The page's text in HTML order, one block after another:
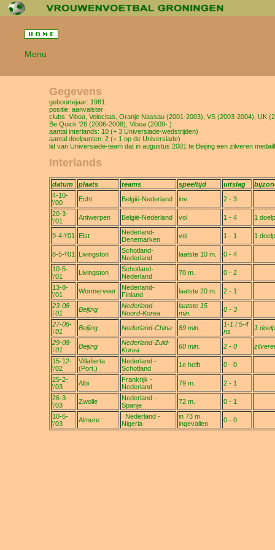
Menu
Gegevens
geboortejaar: 1981
positie: aanvalster
clubs: Viboa, Velocitas, Oranje Nassau (2001-2003), VS (2003-2004), UK
Be Quick '28 (2006-2008), Viboa (2009- )
aantal interlands: 10 (+ 3 Universiade-wedstrijden)
aantal doelpunten: 2 (+ 1 op de Universiade)
lid van Universiade-team dat in augustus 2001 te Beijing een zilveren
Interlands
datum plaats teams speeltijd uitslag
4-10-
\'00
Echt België-Nederland inv.
2 - 3
20-3-
\'01
Antwerpen België-Nederland vol 1 - 4 1
9-4-\'01 Elst
Nederland-
Denemarken
vol 1 - 1 1
8-5-\'01 Livingston
Schotland-
Nederland
laatste 10 m.
0 - 4
10-5-
\'01
Livingston
Schotland-
Nederland
70 m.
0 - 2
13-8-
\'01
Wormerveer
Nederland-
Finland
laatste 20 m.
2 - 1
23-08-
\'01
Beijing
Nederland-
Noord-Korea
laatste 15
min.
0 - 3
27-08-
\'01
Beijing Nederland-China 89 min.
1-1 / 5-4
ns
1
29-08-
\'01
Beijing
Nederland-Zuid-
Korea
60 min. 2 - 0
15-12-
\'02
Villafierta
(Port.)
Nederland -
Schotland
1e helft
0 - 0
25-2-
\'03
Albi
Frankrijk -
Nederland
79 m.
2 - 1
26-3-
\'03
Zwolle
Nederland -
Spanje
72 m.
0 - 1
10-6-
\'03
Almere
Nederland -
Nigeria
in 73 m.
ingevallen
0 - 0